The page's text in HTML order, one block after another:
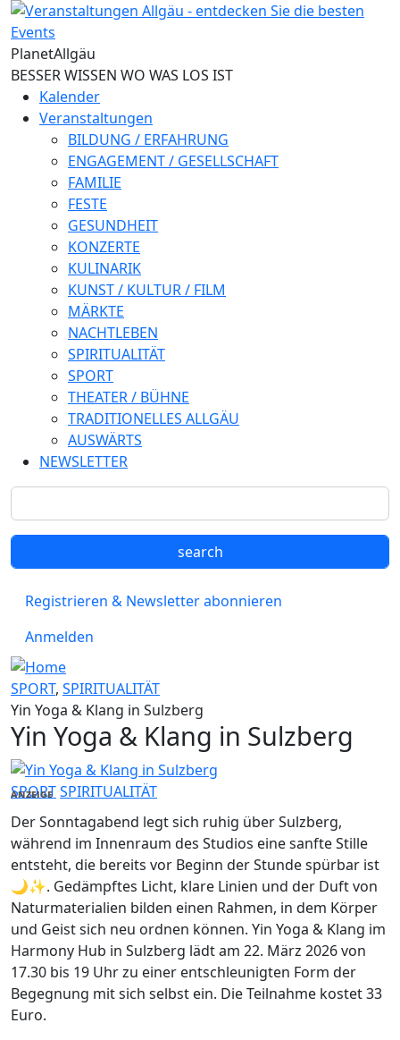
Direkt zum Inhalt
PlanetAllgäu
BESSER WISSEN WO WAS LOS IST
Kalender
Veranstaltungen
BILDUNG / ERFAHRUNG
ENGAGEMENT / GESELLSCHAFT
FAMILIE
FESTE
GESUNDHEIT
KONZERTE
KULINARIK
KUNST / KULTUR / FILM
MÄRKTE
NACHTLEBEN
SPIRITUALITÄT
SPORT
THEATER / BÜHNE
TRADITIONELLES ALLGÄU
AUSWÄRTS
NEWSLETTER
Registrieren & Newsletter abonnieren
Anmelden
SPORT, SPIRITUALITÄT
Yin Yoga & Klang in Sulzberg
Yin Yoga & Klang in Sulzberg
SPORTSPIRITUALITÄT
ANZEIGE
Der Sonntagabend legt sich ruhig über Sulzberg,
während im Innenraum des Studios eine sanfte Stille
entsteht, die bereits vor Beginn der Stunde spürbar ist
🌙✨. Gedämpftes Licht, klare Linien und der Duft von
Naturmaterialien bilden einen Rahmen, in dem Körper
und Geist sich neu ordnen können. Yin Yoga & Klang im
Harmony Hub in Sulzberg lädt am 22. März 2026 von
17.30 bis 19 Uhr zu einer entschleunigten Form der
Begegnung mit sich selbst ein. Die Teilnahme kostet 33
Euro.